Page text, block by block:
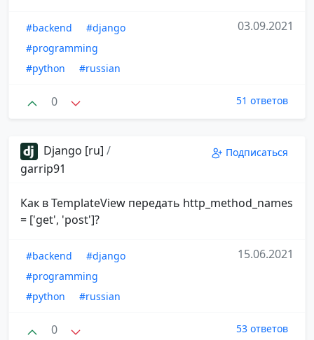
#backend
#django
#programming
#python
#russian
03.09.2021
0 51 ответов
Django [ru] /
garrip91
Подписаться
Как в TemplateView передать http_method_names
= ['get', 'post']?
#backend
#django
#programming
#python
#russian
15.06.2021
0 53 ответов